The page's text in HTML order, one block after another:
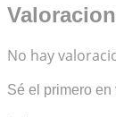
No hay
Sé el primero en